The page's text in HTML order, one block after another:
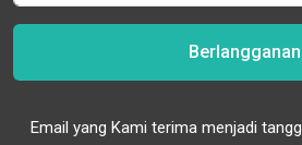
Berlangganan
Email yang Kami terima menjadi